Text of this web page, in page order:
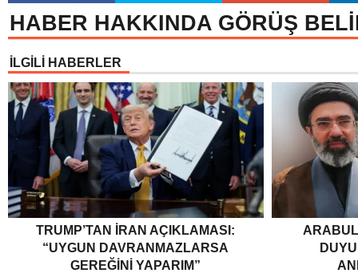
HABER HAKKINDA GÖRÜŞ
İLGİLİ HABERLER
TRUMP’TAN İRAN AÇIKLAMASI:
“UYGUN DAVRANMAZLARSA
GEREĞINI YAPARIM”